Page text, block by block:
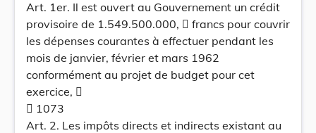
Art. 1er. Il est ouvert au Gouvernement un crédit
provisoire de 1.549.500.000,  francs pour couvrir
les dépenses courantes à effectuer pendant les
mois de janvier, février et mars 1962
conformément au projet de budget pour cet
exercice, 
 1073
Art. 2. Les impôts directs et indirects existant au